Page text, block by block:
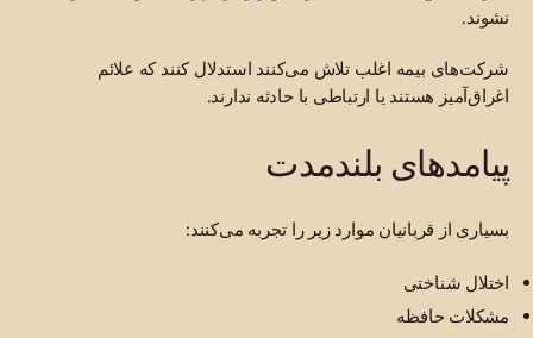
نشوند.
شرکت‌های بیمه اغلب تلاش می‌کنند استدلال کنند که علائم
اغراق‌آمیز هستند یا ارتباطی با حادثه ندارند.
پیامدهای بلندمدت
بسیاری از قربانیان موارد زیر را تجربه می‌کنند:
اختلال شناختی
مشکلات حافظه